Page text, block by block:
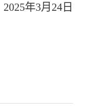
2025年3月24日